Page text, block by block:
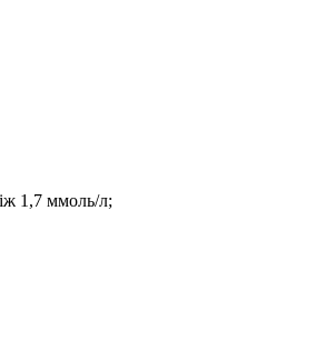
1,7 ммоль/л;